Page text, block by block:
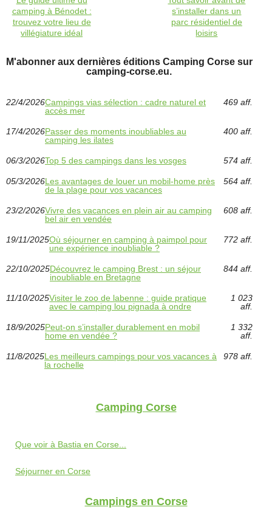
camping à Bénodet :
trouvez votre lieu de
villégiature idéal
s’installer dans un
parc résidentiel de
loisirs
M'abonner aux dernières éditions Camping Corse sur
camping-corse.eu.
22/4/2026Campings vias sélection : cadre naturel et
accès mer
469 aff.
17/4/2026Passer des moments inoubliables au
camping les ilates
400 aff.
06/3/2026Top 5 des campings dans les vosges 574 aff.
05/3/2026Les avantages de louer un mobil-home près
de la plage pour vos vacances
564 aff.
23/2/2026Vivre des vacances en plein air au camping
bel air en vendée
608 aff.
19/11/2025Où séjourner en camping à paimpol pour
une expérience inoubliable ?
772 aff.
22/10/2025Découvrez le camping Brest : un séjour
inoubliable en Bretagne
844 aff.
11/10/2025Visiter le zoo de labenne : guide pratique
avec le camping lou pignada à ondre
1 023
aff.
18/9/2025Peut-on s’installer durablement en mobil
home en vendée ?
1 332
aff.
11/8/2025Les meilleurs campings pour vos vacances à
la rochelle
978 aff.
Camping Corse
Que voir à Bastia en Corse...
Séjourner en Corse
Campings en Corse